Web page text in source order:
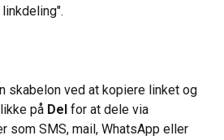
skabelon ved at kopiere linket og
på Del for at dele via
som SMS, mail, WhatsApp eller